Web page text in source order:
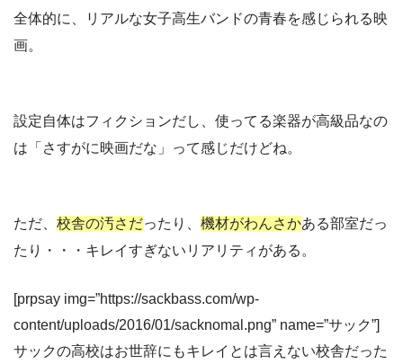
全体的に、リアルな女子高生バンドの青春を感じられる映
画。
設定自体はフィクションだし、使ってる楽器が高級品なの
は「さすがに映画だな」って感じだけどね。
ただ、 校舎の汚さだったり、 機材がわんさかある部室だっ
たり・・・キレイすぎないリアリティがある。
[prpsay img=”https://sackbass.com/wp-
content/uploads/2016/01/sacknomal.png” name=”サック”]
サックの高校はお世辞にもキレイとは言えない校舎だった